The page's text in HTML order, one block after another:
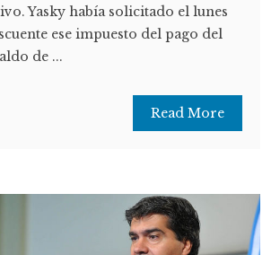
Yasky había solicitado el lunes
ese impuesto del pago del
de ...
Read More